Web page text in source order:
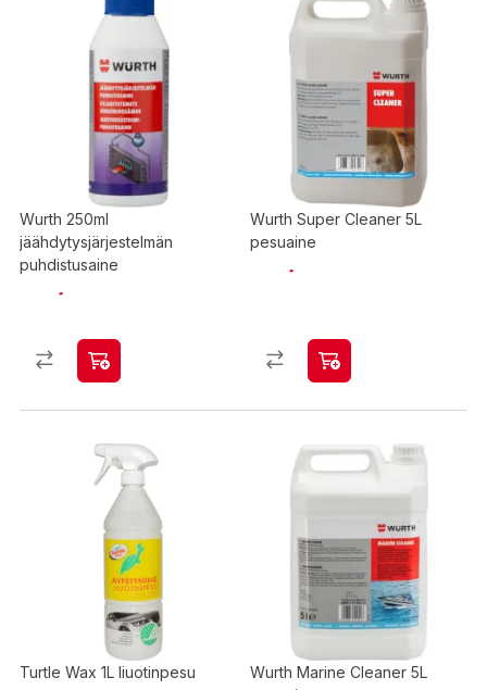
Wurth 250ml
jäähdytysjärjestelmän
puhdistusaine
Wurth Super Cleaner 5L
pesuaine
Turtle Wax 1L liuotinpesu
Wurth Marine Cleaner 5L